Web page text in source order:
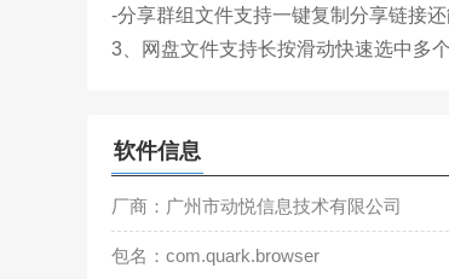
-分享群组文件支持一键复制分享链接
3、网盘文件支持长按滑动快速选中多
软件信息
厂商：广州市动悦信息技术有限公司
包名：com.quark.browser